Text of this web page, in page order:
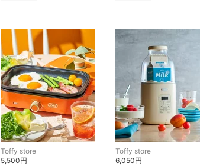
Toffy store
5,500円
Toffy store
6,050円